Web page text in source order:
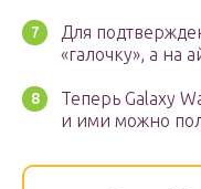
Для
«галочку», а на
Теперь Galaxy
и ими можно